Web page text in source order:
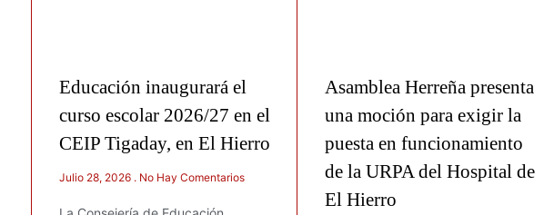
Educación inaugurará el
curso escolar 2026/27 en el
CEIP Tigaday, en El Hierro
Julio 28, 2026 No Hay Comentarios
Asamblea Herreña presenta
una moción para exigir la
puesta en funcionamiento
de la URPA del Hospital de
El Hierro